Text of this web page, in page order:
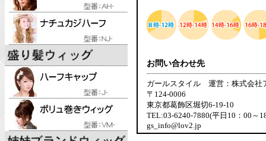
お問い合わせ先
ガールスタイル 運営：株式会社
〒124-0006
東京都葛飾区堀切6-19-10
TEL:03-6240-7880(平日10：00～
gs_info@lov2.jp